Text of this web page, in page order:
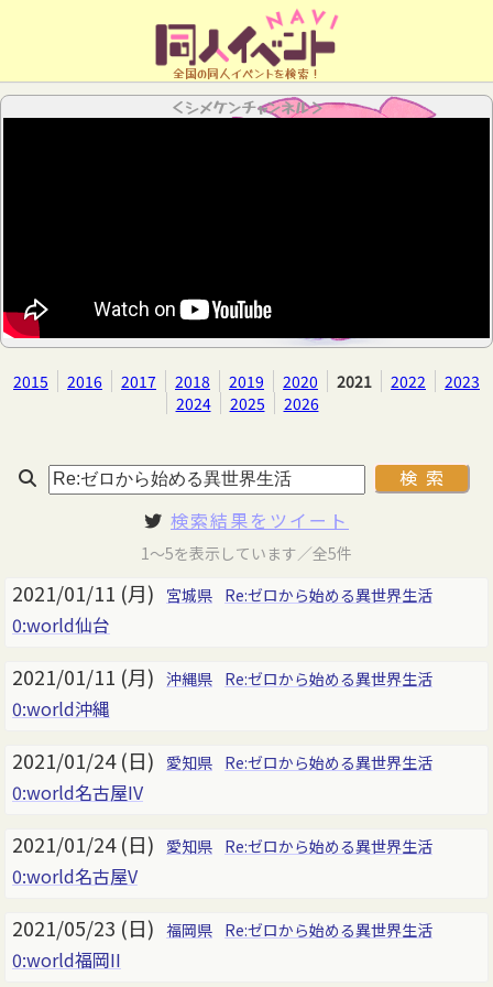
全国の同人イベントを検索！
＜シメケンチャンネル＞
2015 2016 2017 2018 2019 2020 2021 2022
2023
2024
2025 2026
検索結果をツイート
1～5を表示しています／全5件
2021/01/11 (月) 宮城県 Re:ゼロから始める異世界生活
0:world仙台
2021/01/11 (月) 沖縄県 Re:ゼロから始める異世界生活
0:world沖縄
2021/01/24 (日) 愛知県 Re:ゼロから始める異世界生活
0:world名古屋IV
2021/01/24 (日) 愛知県 Re:ゼロから始める異世界生活
0:world名古屋V
2021/05/23 (日) 福岡県 Re:ゼロから始める異世界生活
0:world福岡II